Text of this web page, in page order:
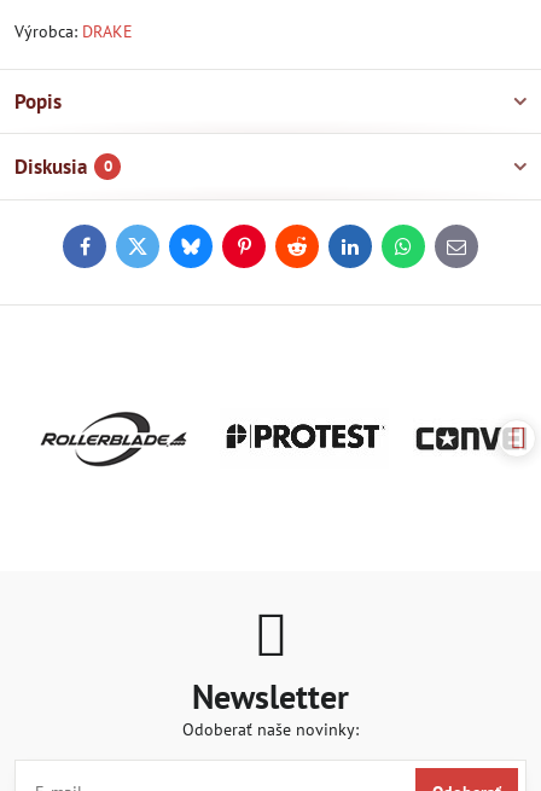
Výrobca: DRAKE
Popis
Diskusia 0
FacebookTwitterBlueskyPinterestReddit LinkedInWhatsApp
E-
mail
Newsletter
Odoberať naše novinky: